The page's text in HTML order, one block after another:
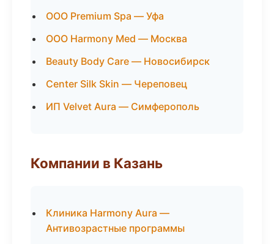
ООО Premium Spa — Уфа
ООО Harmony Med — Москва
Beauty Body Care — Новосибирск
Center Silk Skin — Череповец
ИП Velvet Aura — Симферополь
Компании в Казань
Клиника Harmony Aura —
Антивозрастные программы